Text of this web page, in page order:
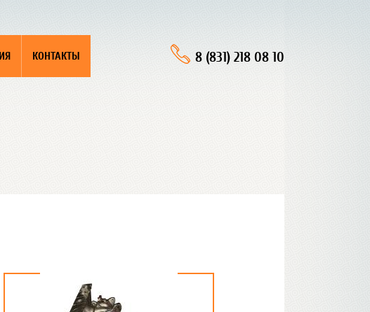
КОНТАКТЫ 8 (831) 218 08 10